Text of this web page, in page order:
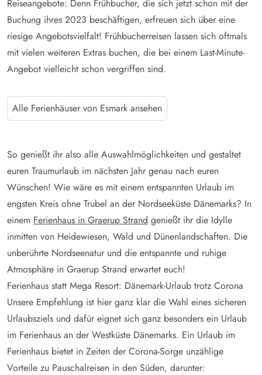
Reiseangebote: Denn Frühbucher, die sich jetzt schon mit der
Buchung ihres 2023 beschäftigen, erfreuen sich über eine
riesige Angebotsvielfalt! Frühbucherreisen lassen sich oftmals
mit vielen weiteren Extras buchen, die bei einem Last-Minute-
Angebot vielleicht schon vergriffen sind.
Alle Ferienhäuser von Esmark ansehen
So genießt ihr also alle Auswahlmöglichkeiten und gestaltet
euren Traumurlaub im nächsten Jahr genau nach euren
Wünschen! Wie wäre es mit einem entspannten Urlaub im
engsten Kreis ohne Trubel an der Nordseeküste Dänemarks? In
einem Ferienhaus in Graerup Strand genießt ihr die Idylle
inmitten von Heidewiesen, Wald und Dünenlandschaften. Die
unberührte Nordseenatur und die entspannte und ruhige
Atmosphäre in Graerup Strand erwartet euch!
Ferienhaus statt Mega Resort: Dänemark-Urlaub trotz Corona
Unsere Empfehlung ist hier ganz klar die Wahl eines sicheren
Urlaubsziels und dafür eignet sich ganz besonders ein Urlaub
im Ferienhaus an der Westküste Dänemarks. Ein Urlaub im
Ferienhaus bietet in Zeiten der Corona-Sorge unzählige
Vorteile zu Pauschalreisen in den Süden, darunter: